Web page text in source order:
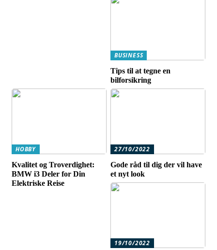
BUSINESS
Tips til at tegne en
bilforsikring
HOBBY
Kvalitet og Troverdighet:
BMW i3 Deler for Din
Elektriske Reise
27/10/2022
Gode råd til dig der vil have
et nyt look
19/10/2022